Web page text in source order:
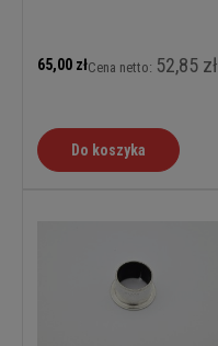
65,00 złCena netto: 52,85 zł
Do koszyka